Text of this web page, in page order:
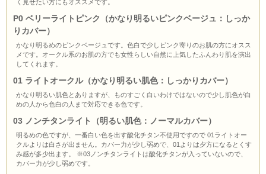
く見せたい方にもオススメです。
P0 ベリーライトピンク（かなり明るいピンクベージュ：しっか
りカバー）
かなり明るめのピンクベージュです。色白で少しピンク寄りのお肌の方にオスス
メです。オークル系のお肌の方でも女性らしい自然に上気したふんわり肌を演出
してくれます。
01 ライトオークル（かなり明るい肌色：しっかりカバー）
かなり明るい肌色とありますが、ものすごく白いわけではないので少し肌色が白
めの人から色白の人まで対応できる色です。
03 ノンチタンライト（明るい肌色：ノーマルカバー）
明るめの色ですが、一番白い色を出す酸化チタン不使用ですので 01ライトオー
クルよりは白さが出ません。カバー力が少し弱めで、01 よりは夕方になるとくす
み感が多少出ます。 ※03ノンチタンライト は酸化チタンが入っていないので、
カバー力が少し弱めです。